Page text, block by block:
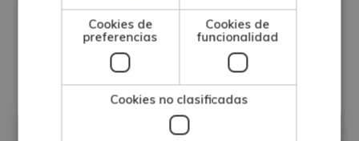
Otras titulaciones
INFORMÁTICA MARKETING
Cookies de
preferencias
Cookies de
funcionalidad
Cookies no clasificadas